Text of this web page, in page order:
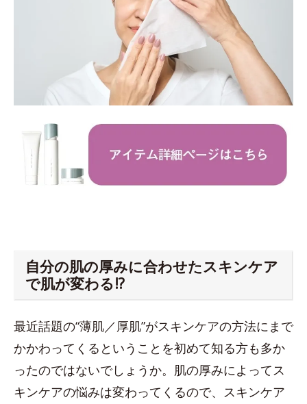
自分の肌の厚みに合わせたスキンケア
で肌が変わる!?
最近話題の“薄肌／厚肌”がスキンケアの方法にまで
かかわってくるということを初めて知る方も多か
ったのではないでしょうか。肌の厚みによってス
キンケアの悩みは変わってくるので、スキンケア